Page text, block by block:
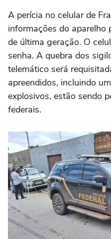
A perícia no celular de
informações do
de última geração. O
senha. A quebra dos
telemático será
apreendidos, incluindo
explosivos, estão sendo
federais.